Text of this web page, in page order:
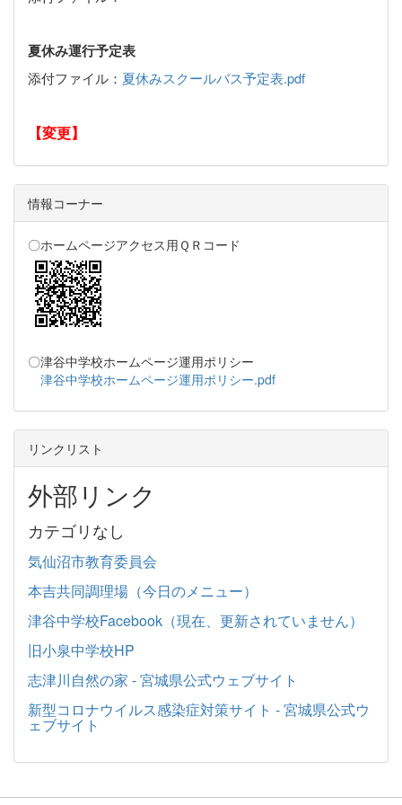
夏休み運行予定表
添付ファイル： 夏休みスクールバス予定表.pdf
【変更】
情報コーナー
〇ホームページアクセス用ＱＲコード
〇津谷中学校ホームページ運用ポリシー
津谷中学校ホームページ運用ポリシー.pdf
リンクリスト
外部リンク
カテゴリなし
気仙沼市教育委員会
本吉共同調理場（今日のメニュー）
津谷中学校Facebook（現在、更新されていません）
旧小泉中学校HP
志津川自然の家 - 宮城県公式ウェブサイト
新型コロナウイルス感染症対策サイト - 宮城県公式ウ
ェブサイト